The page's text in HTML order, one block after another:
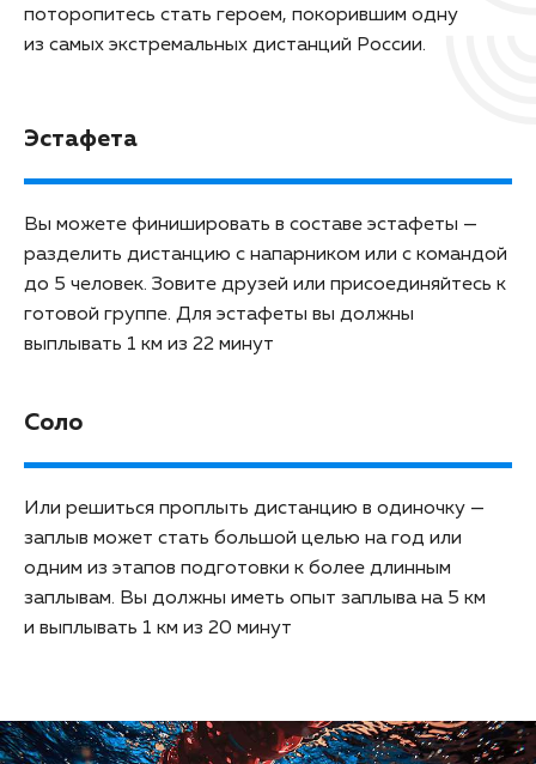
поторопитесь стать героем, покорившим одну
из самых экстремальных дистанций России.
Эстафета
Вы можете финишировать в составе эстафеты —
разделить дистанцию с напарником или с командой
до 5 человек. Зовите друзей или присоединяйтесь к
готовой группе. Для эстафеты вы должны
выплывать 1 км из 22 минут
Соло
Или решиться проплыть дистанцию в одиночку —
заплыв может стать большой целью на год или
одним из этапов подготовки к более длинным
заплывам. Вы должны иметь опыт заплыва на 5 км
и выплывать 1 км из 20 минут